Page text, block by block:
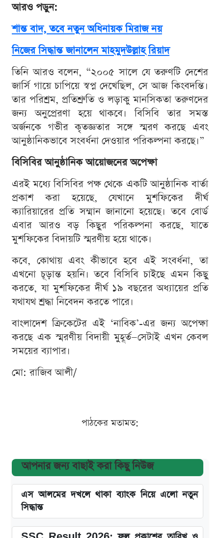
আরও পড়ুন:
শান্ত বাদ, তবে নতুন অধিনায়ক মিরাজ নয়
নিজের সিদ্ধান্ত জানালেন মাহমুদউল্লাহ রিয়াদ
তিনি আরও বলেন, “২০০৫ সালে যে তরুণটি দেশের
জার্সি গায়ে চাপিয়ে স্বপ্ন দেখেছিল, সে আজ কিংবদন্তি।
তার পরিশ্রম, প্রতিশ্রুতি ও লড়াকু মানসিকতা তরুণদের
জন্য অনুপ্রেরণা হয়ে থাকবে। বিসিবি তার সমস্ত
অর্জনকে গভীর কৃতজ্ঞতার সঙ্গে স্মরণ করছে এবং
আনুষ্ঠানিকভাবে সংবর্ধনা দেওয়ার পরিকল্পনা করছে।”
বিসিবির আনুষ্ঠানিক আয়োজনের অপেক্ষা
এরই মধ্যে বিসিবির পক্ষ থেকে একটি আনুষ্ঠানিক বার্তা
প্রকাশ করা হয়েছে, যেখানে মুশফিকের দীর্ঘ
ক্যারিয়ারের প্রতি সম্মান জানানো হয়েছে। তবে বোর্ড
এবার আরও বড় কিছুর পরিকল্পনা করছে, যাতে
মুশফিকের বিদায়টি স্মরণীয় হয়ে থাকে।
কবে, কোথায় এবং কীভাবে হবে এই সংবর্ধনা, তা
এখনো চূড়ান্ত হয়নি। তবে বিসিবি চাইছে এমন কিছু
করতে, যা মুশফিকের দীর্ঘ ১৯ বছরের অধ্যায়ের প্রতি
যথাযথ শ্রদ্ধা নিবেদন করতে পারে।
বাংলাদেশ ক্রিকেটের এই ‘নাবিক’-এর জন্য অপেক্ষা
করছে এক স্মরণীয় বিদায়ী মুহূর্ত—সেটাই এখন কেবল
সময়ের ব্যাপার।
মো: রাজিব আলী/
পাঠকের মতামত:
আপনার জন্য বাছাই করা কিছু নিউজ
এস আলমের দখলে থাকা ব্যাংক নিয়ে এলো নতুন
সিদ্ধান্ত